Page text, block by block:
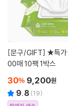
[문구/GIFT]
00매 10팩 1박스
30% 9,200원
9.8 (19)